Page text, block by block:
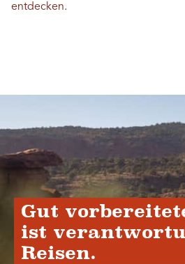
entdecken.
Gut
ist
Reisen.